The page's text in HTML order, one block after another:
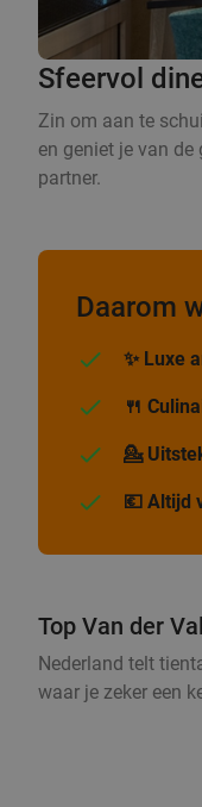
Sfeervol
Zin om aan te
en geniet je van
partner.
Daarom
✨ Luxe
🍴
💁
💶 Altijd
Top Van der
Nederland telt
waar je zeker een